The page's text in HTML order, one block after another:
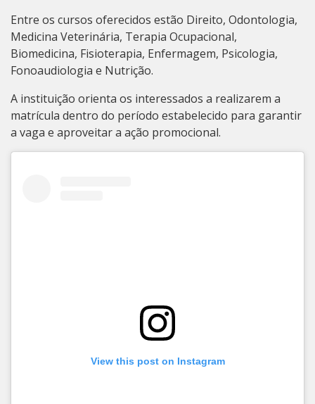
Entre os cursos oferecidos estão Direito, Odontologia,
Medicina Veterinária, Terapia Ocupacional,
Biomedicina, Fisioterapia, Enfermagem, Psicologia,
Fonoaudiologia e Nutrição.
A instituição orienta os interessados a realizarem a
matrícula dentro do período estabelecido para garantir
a vaga e aproveitar a ação promocional.
View this post on Instagram